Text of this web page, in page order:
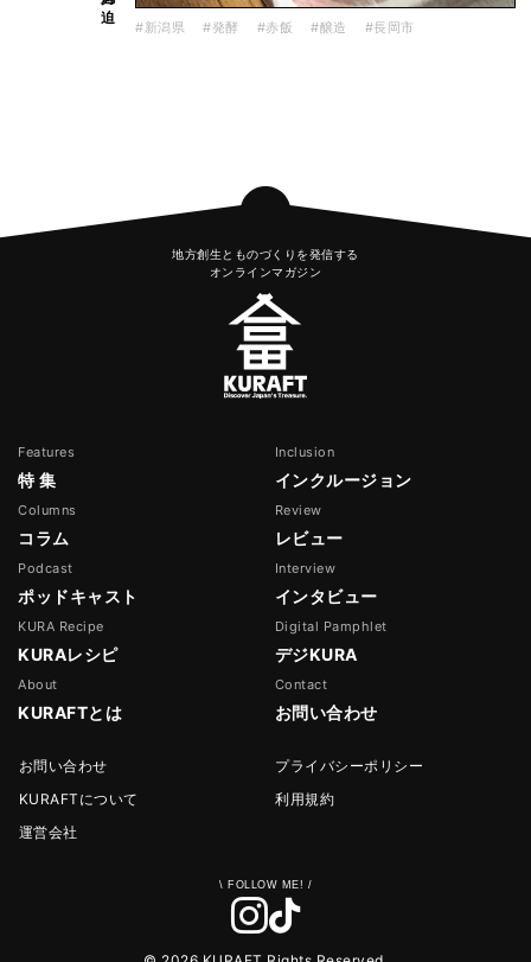
#新潟県 #発酵 #赤飯 #醸造 #長岡市
地方創生とものづくりを発信する
オンラインマガジン
Features
特 集
Inclusion
インクルージョン
Columns
コラム
Review
レビュー
Podcast
ポッドキャスト
Interview
インタビュー
KURA Recipe
KURAレシピ
Digital Pamphlet
デジKURA
About
KURAFTとは
Contact
お問い合わせ
お問い合わせ
プライバシーポリシー
KURAFTについて
利用規約
運営会社